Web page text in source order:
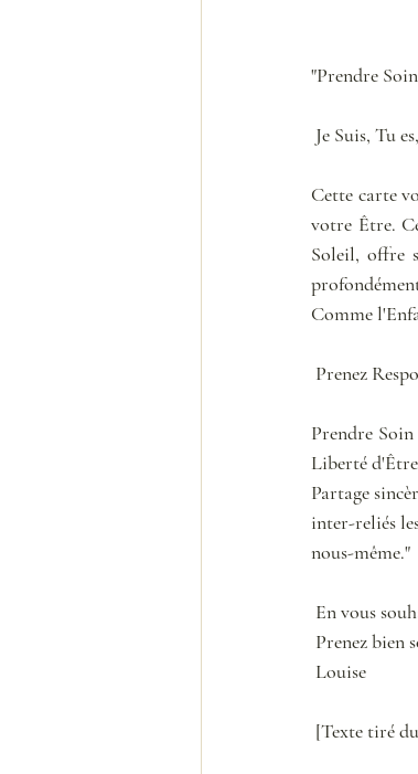
"Prendre
Je Suis, Tu
Cette carte
votre Être.
Soleil, offre
Comme
Prenez
Prendre
Liberté
Partage
inter-reliés
nous-même."
En vous
Prenez bien
Louise
[Texte tiré